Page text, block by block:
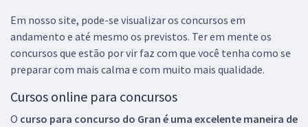
Em nosso site, pode-se visualizar os concursos em
andamento e até mesmo os previstos. Ter em mente os
concursos que estão por vir faz com que você tenha como se
preparar com mais calma e com muito mais qualidade.
Cursos online para concursos
O curso para concurso do Gran é uma excelente maneira de